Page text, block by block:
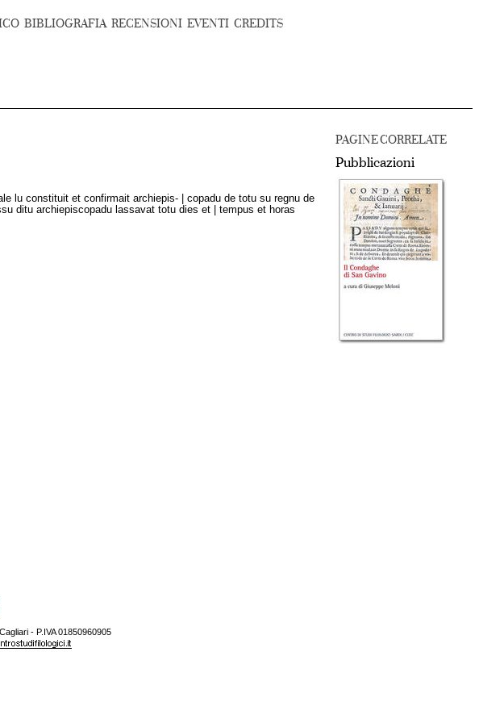
BIBLIOGRAFIA RECENSIONI EVENTI CREDITS
PAGINE CORRELATE
Pubblicazioni
lu constituit et confirmait archiepis- | copadu de totu su regnu de
ditu archiepiscopadu lassavat totu dies et | tempus et horas
- P.IVA 01850960905